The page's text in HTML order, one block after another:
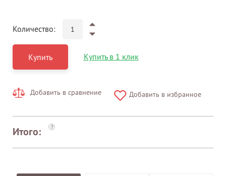
Количество:
Купить Купить в 1 клик
Добавить в сравнение Добавить в избранное
Итого: ?